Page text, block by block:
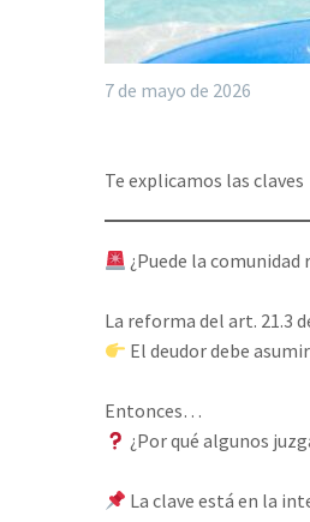
7 de mayo de 2026
Te explicamos las claves
¿Puede la
La reforma del art. 21.3
El deudor debe
Entonces…⁣
¿Por qué algunos
La clave está en la